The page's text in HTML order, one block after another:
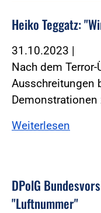
Heiko Teggatz:
31.10.2023 |
Nach dem
Ausschreitungen
Weiterlesen
DPolG
"Luftnummer"